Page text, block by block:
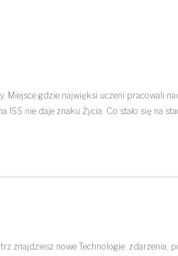
gdzie najwięksi uczeni pracowali
nie daje znaku Życia. Co stało się na
znajdziesz nowe Technologie, zdarzenia,